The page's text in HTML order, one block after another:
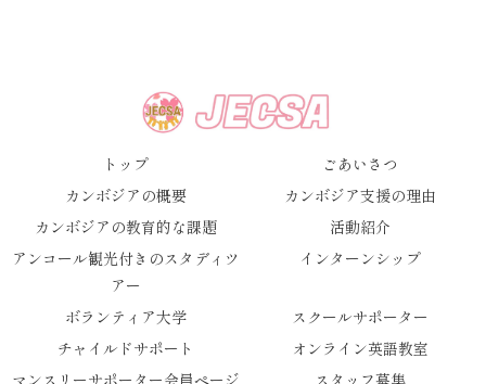
トップ
ごあいさつ
カンボジアの概要
カンボジア支援の理由
カンボジアの教育的な課題
活動紹介
アンコール観光付きのスタディツ
アー
インターンシップ
ボランティア大学
スクールサポーター
チャイルドサポート
オンライン英語教室
マンスリーサポーター会員ページ
スタッフ募集